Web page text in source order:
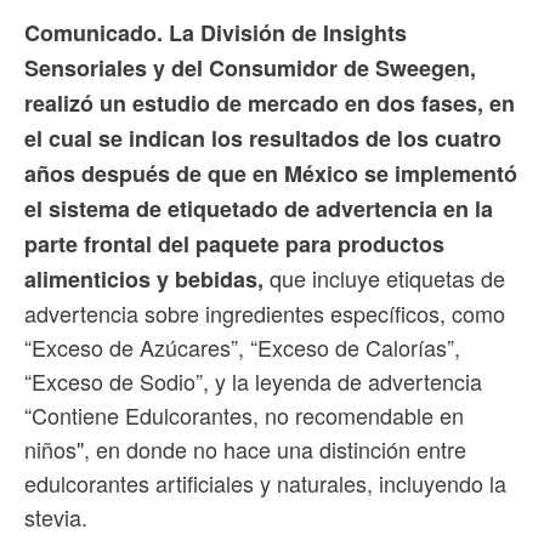
Comunicado. La División de Insights
Sensoriales y del Consumidor de Sweegen,
realizó un estudio de mercado en dos fases, en
el cual se indican los resultados de los cuatro
años después de que en México se implementó
el sistema de etiquetado de advertencia en la
parte frontal del paquete para productos
alimenticios y bebidas, que incluye etiquetas de
advertencia sobre ingredientes específicos, como
“Exceso de Azúcares”, “Exceso de Calorías”,
“Exceso de Sodio”, y la leyenda de advertencia
“Contiene Edulcorantes, no recomendable en
niños", en donde no hace una distinción entre
edulcorantes artificiales y naturales, incluyendo la
stevia.